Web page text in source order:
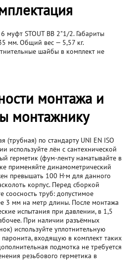
муфт STOUT ВВ 2"1/2. Габариты
мм. Общий вес — 5,57 кг.
шайбы в комплект не
монтажа и
монтажнику
(трубная) по стандарту UNI EN ISO
используйте лён с сантехнической
герметик (фум-ленту наматывайте в
применяйте динамометрический
превышать 100 Н·м для данного
корпус. Перед сборкой
соосность труб: допустимое
3 мм на метр длины. После монтажа
испытания при давлении, в 1,5
При наличии разъёмных
используйте уплотнительную
паронита, входящую в комплект таких
подмотка не требуется
резьбового герметика в